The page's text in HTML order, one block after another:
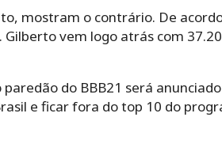
mostram o contrário. De
Gilberto vem logo atrás com
do BBB21 será
e ficar fora do top 10 do